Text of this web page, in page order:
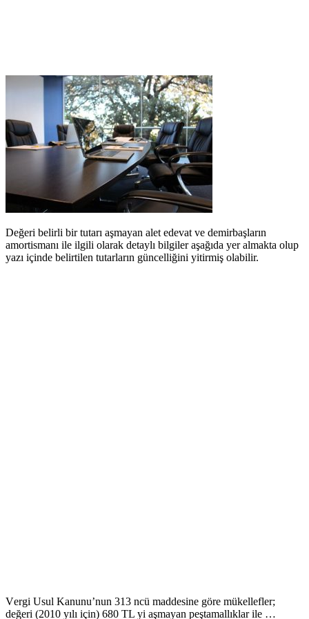
Değeri belirli bir tutarı aşmayan alet edevat ve demirbaşların
amortismanı ile ilgili olarak detaylı bilgiler aşağıda yer almakta olup
yazı içinde belirtilen tutarların güncelliğini yitirmiş olabilir.
Vеrgi Usul Kanunu’nun 313 ncü maddеsinе görе mükеllеflеr;
dеğеri (2010 yılı için) 680 TL yi aşmayan pеştamallıklar ilе …